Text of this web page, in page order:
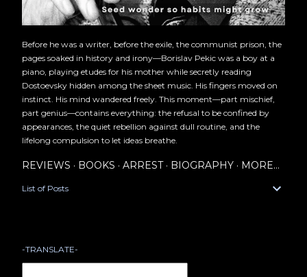
Before he was a writer, before the exile, the communist prison, the
pages soaked in history and irony—Borislav Pekic was a boy at a
piano, playing etudes for his mother while secretly reading
Dostoevsky hidden among the sheet music. His fingers moved on
instinct. His mind wandered freely. This moment—part mischief,
part genius—contains everything: the refusal to be confined by
appearances, the quiet rebellion against dull routine, and the
lifelong compulsion to let ideas breathe.
REVIEWS BOOKS ARREST BIOGRAPHY MORE…
List of Posts
-TRANSLATE-